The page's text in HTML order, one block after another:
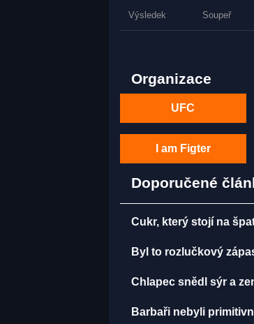
Výsledek Soupeř
Organizace
UFC
I am Figter
Doporučené
Cukr, který stojí na
Byl to rozlučkový
Chlapec snědl sýr a
Barbaři nebyli